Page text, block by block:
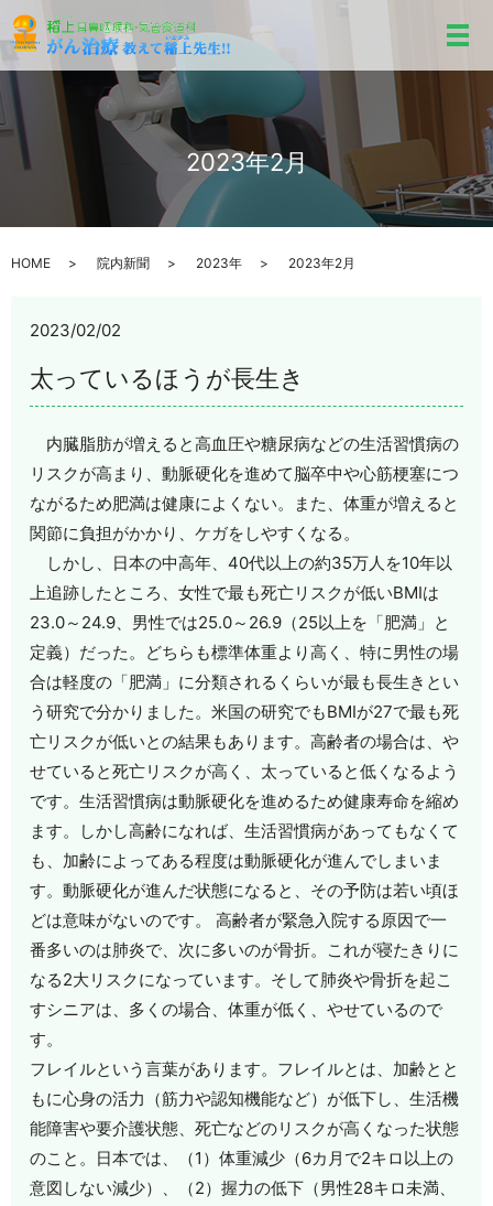
メ
2023年2月
HOME 院内新聞 2023年 2023年2月
2023/02/02
太っているほうが長生き
内臓脂肪が増えると高血圧や糖尿病などの生活習慣病の
リスクが高まり、動脈硬化を進めて脳卒中や心筋梗塞につ
ながるため肥満は健康によくない。また、体重が増えると
関節に負担がかかり、ケガをしやすくなる。
しかし、日本の中高年、40代以上の約35万人を10年以
上追跡したところ、女性で最も死亡リスクが低いBMIは
23.0～24.9、男性では25.0～26.9（25以上を「肥満」と
定義）だった。どちらも標準体重より高く、特に男性の場
合は軽度の「肥満」に分類されるくらいが最も長生きとい
う研究で分かりました。米国の研究でもBMIが27で最も死
亡リスクが低いとの結果もあります。高齢者の場合は、や
せていると死亡リスクが高く、太っていると低くなるよう
です。生活習慣病は動脈硬化を進めるため健康寿命を縮め
ます。しかし高齢になれば、生活習慣病があってもなくて
も、加齢によってある程度は動脈硬化が進んでしまいま
す。動脈硬化が進んだ状態になると、その予防は若い頃ほ
どは意味がないのです。 高齢者が緊急入院する原因で一
番多いのは肺炎で、次に多いのが骨折。これが寝たきりに
なる2大リスクになっています。そして肺炎や骨折を起こ
すシニアは、多くの場合、体重が低く、やせているので
す。
フレイルという言葉があります。フレイルとは、加齢とと
もに心身の活力（筋力や認知機能など）が低下し、生活機
能障害や要介護状態、死亡などのリスクが高くなった状態
のこと。日本では、（1）体重減少（6カ月で2キロ以上の
意図しない減少）、（2）握力の低下（男性28キロ未満、